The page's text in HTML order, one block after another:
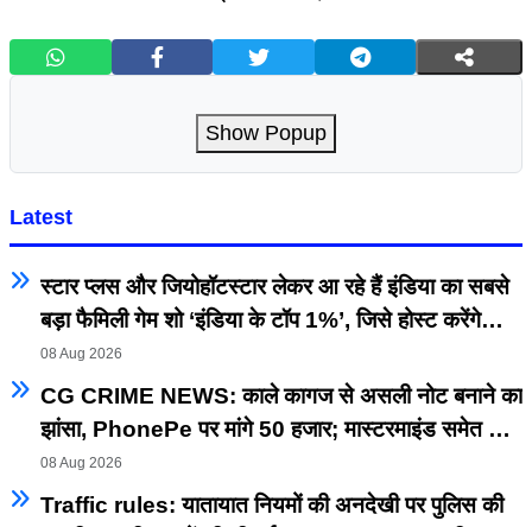
Show Popup
Latest
स्टार प्लस और जियोहॉटस्टार लेकर आ रहे हैं इंडिया का सबसे
बड़ा फैमिली गेम शो ‘इंडिया के टॉप 1%’, जिसे होस्ट करेंगे
अनिल कपूर, प्रीमियर 5 सितम्बर से
08 Aug 2026
CG CRIME NEWS: काले कागज से असली नोट बनाने का
झांसा, PhonePe पर मांगे 50 हजार; मास्टरमाइंड समेत 3
गिरफ्तार
08 Aug 2026
Traffic rules: यातायात नियमों की अनदेखी पर पुलिस की